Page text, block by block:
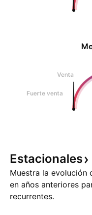
Venta
Fuerte venta
Estacionales
Muestra la evolución
en años anteriores
recurrentes.